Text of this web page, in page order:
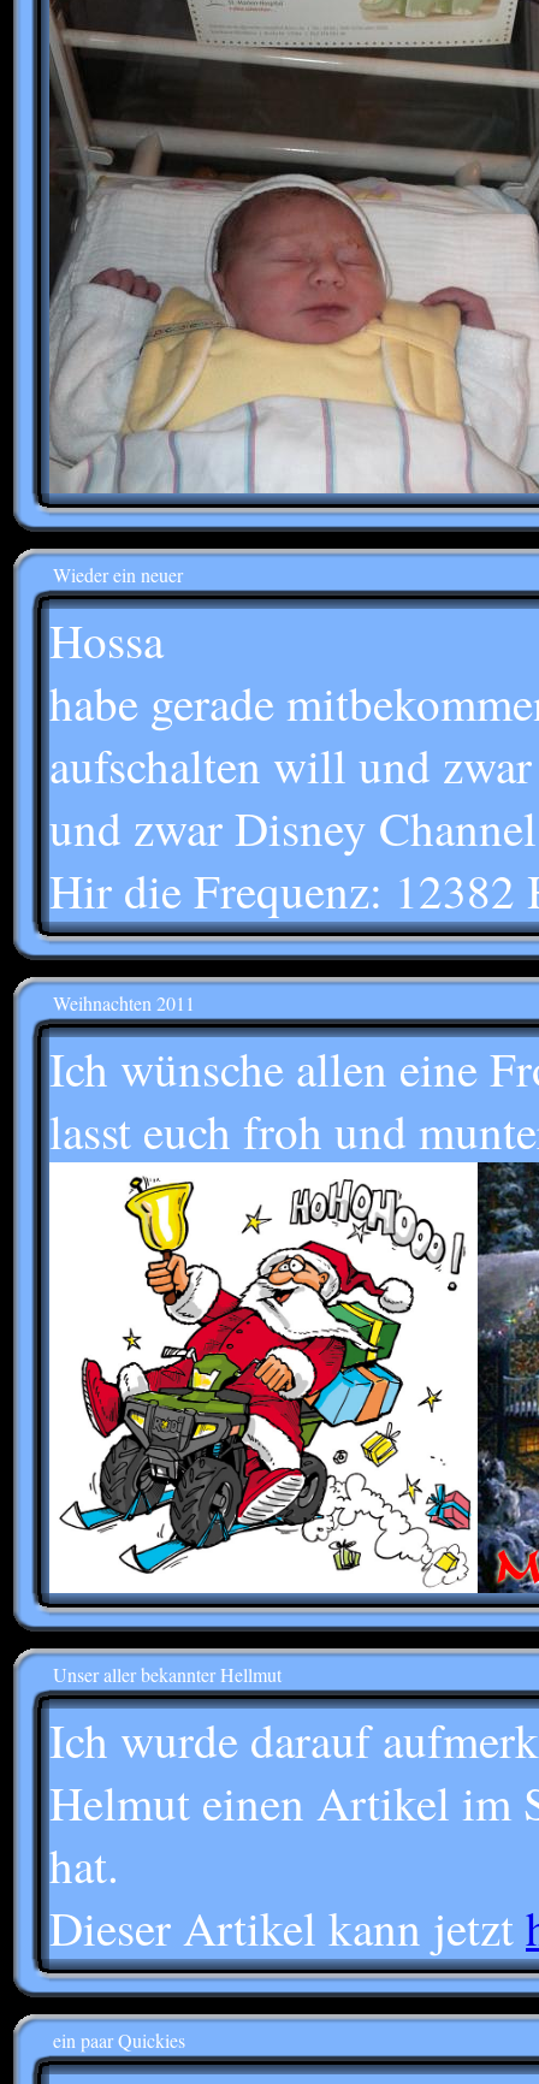
Wieder ein neuer
Hossa
habe gerade
aufschalten will und
und zwar Disney
Hir die Frequenz:
Weihnachten 2011
Ich wünsche allen eine
lasst euch froh und
Unser aller bekannter Hellmut
Ich wurde darauf
Helmut einen Artikel im
hat.
Dieser Artikel kann jetzt
ein paar Quickies